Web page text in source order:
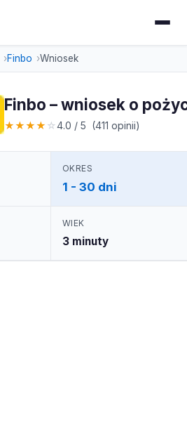
Finbo Wniosek
Finbo – wniosek o
★★★★ ☆4.0 / 5 (411 opinii)
OKRES
1 - 30 dni
WIEK
3 minuty